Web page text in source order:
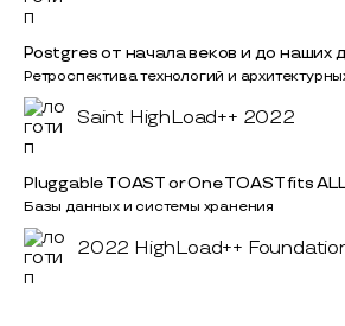
Postgres от начала веков и до наших
Ретроспектива технологий и
Saint HighLoad++ 2022
Pluggable TOAST or One TOAST fits
Базы данных и системы хранения
2022 HighLoad++